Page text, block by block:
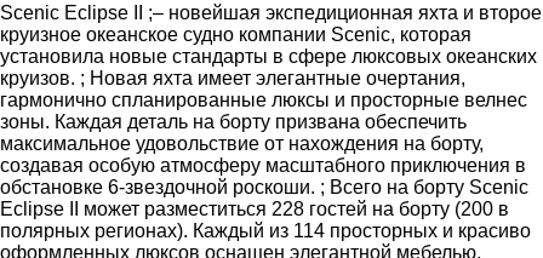
Scenic Eclipse II ;– новейшая экспедиционная яхта и второе
круизное океанское судно компании Scenic, которая
установила новые стандарты в сфере люксовых океанских
круизов. ; Новая яхта имеет элегантные очертания,
гармонично спланированные люксы и просторные велнес
зоны. Каждая деталь на борту призвана обеспечить
максимальное удовольствие от нахождения на борту,
создавая особую атмосферу масштабного приключения в
обстановке 6-звездочной роскоши. ; Всего на борту Scenic
Eclipse II может разместиться 228 гостей на борту (200 в
полярных регионах). Каждый из 114 просторных и красиво
оформленных люксов оснащен элегантной мебелью,